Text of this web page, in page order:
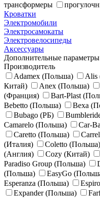
трансформеры
Кроватки
Электромобили
Электросамокаты
Электровелосипеды
Аксессуары
Дополнительные параметры
Производитель
Adamex (Польша)
Alis
Китай)
Anex (Польша)
(Франция)
Bart-Plast
Bebetto (Польша)
Bexa
Bubago (РБ)
Camarelo (Польша)
Car-
Caretto (Польша)
(Италия)
Coletto (Польша)
(Англия)
Cozy (Китай)
Paradiso Group (Польша)
(Польша)
EasyGo
Esperanza (Польша)
Expander (Польша)